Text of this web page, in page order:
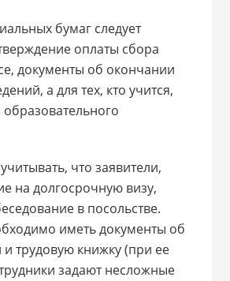
бумаг следует
оплаты сбора
документы об окончании
а для тех, кто учится,
что заявители,
на долгосрочную визу,
в посольстве.
иметь документы об
трудовую книжку (при ее
задают несложные